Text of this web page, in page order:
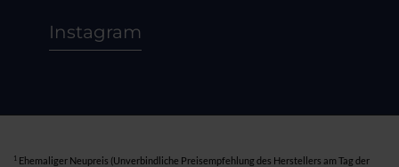
Instagram
1 Ehemaliger Neupreis (Unverbindliche Preisempfehlung des Herstellers am Tag der